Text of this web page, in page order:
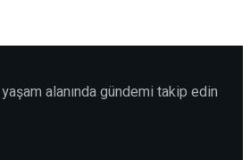
alanında gündemi takip edin